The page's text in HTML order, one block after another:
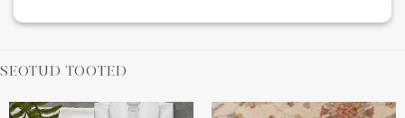
SEOTUD TOOTED